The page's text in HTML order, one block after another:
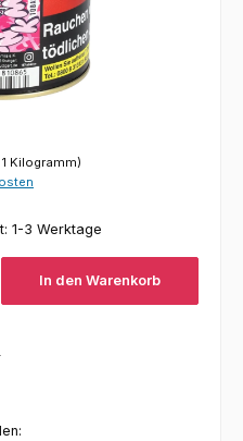
Kilogramm)
1-3 Werktage
In den Warenkorb